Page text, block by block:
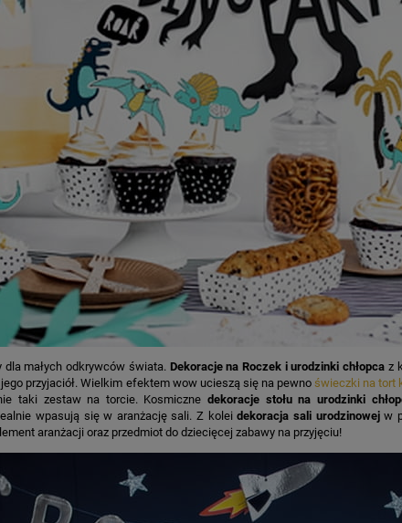
małych odkrywców świata. Dekoracje na Roczek i urodzinki chłopca z
przyjaciół. Wielkim efektem wow ucieszą się na pewno świeczki na tort
taki zestaw na torcie. Kosmicznedekoracje stołu na urodzinki
wpasują się w aranżację sali. Z koleidekoracja sali urodzinowejw
aranżacji oraz przedmiot do dziecięcej zabawy na przyjęciu!